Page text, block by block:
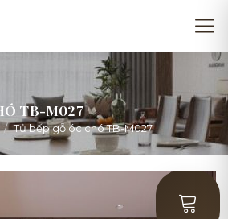
TB-M027
Tủ bếp gỗ óc chó TB-M027